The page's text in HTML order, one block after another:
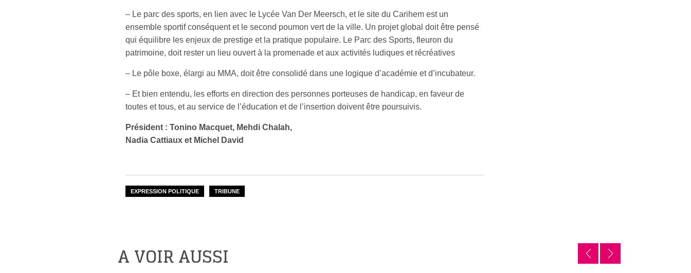
– Le parc des sports, en lien avec le Lycée Van Der Meersch, et le site du Carihem est un
ensemble sportif conséquent et le second poumon vert de la ville. Un projet global doit être pensé
qui équilibre les enjeux de prestige et la pratique populaire. Le Parc des Sports, fleuron du
patrimoine, doit rester un lieu ouvert à la promenade et aux activités ludiques et récréatives
– Le pôle boxe, élargi au MMA, doit être consolidé dans une logique d’académie et d’incubateur.
– Et bien entendu, les efforts en direction des personnes porteuses de handicap, en faveur de
toutes et tous, et au service de l’éducation et de l’insertion doivent être poursuivis.
Président : Tonino Macquet, Mehdi Chalah,
Nadia Cattiaux et Michel David
EXPRESSION POLITIQUE TRIBUNE
A VOIR AUSSI